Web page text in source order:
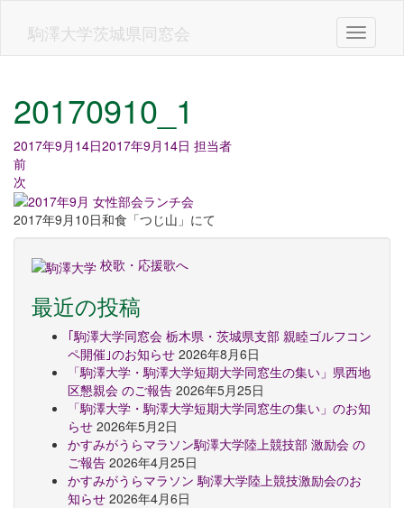
駒澤大学茨城県同窓会 Toggle
20170910_1
2017年9月14日2017年9月14日 担当者
前
次
2017年9月10日和食「つじ山」にて
校歌・応援歌へ
最近の投稿
｢駒澤大学同窓会 栃木県・茨城県支部 親睦ゴルフコン
ペ開催｣のお知らせ 2026年8月6日
「駒澤大学・駒澤大学短期大学同窓生の集い」県西地
区懇親会 のご報告 2026年5月25日
「駒澤大学・駒澤大学短期大学同窓生の集い」のお知
らせ 2026年5月2日
かすみがうらマラソン駒澤大学陸上競技部 激励会 の
ご報告 2026年4月25日
かすみがうらマラソン 駒澤大学陸上競技激励会のお
知らせ 2026年4月6日